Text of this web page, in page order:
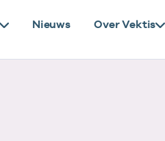
Nieuws Over Vektis